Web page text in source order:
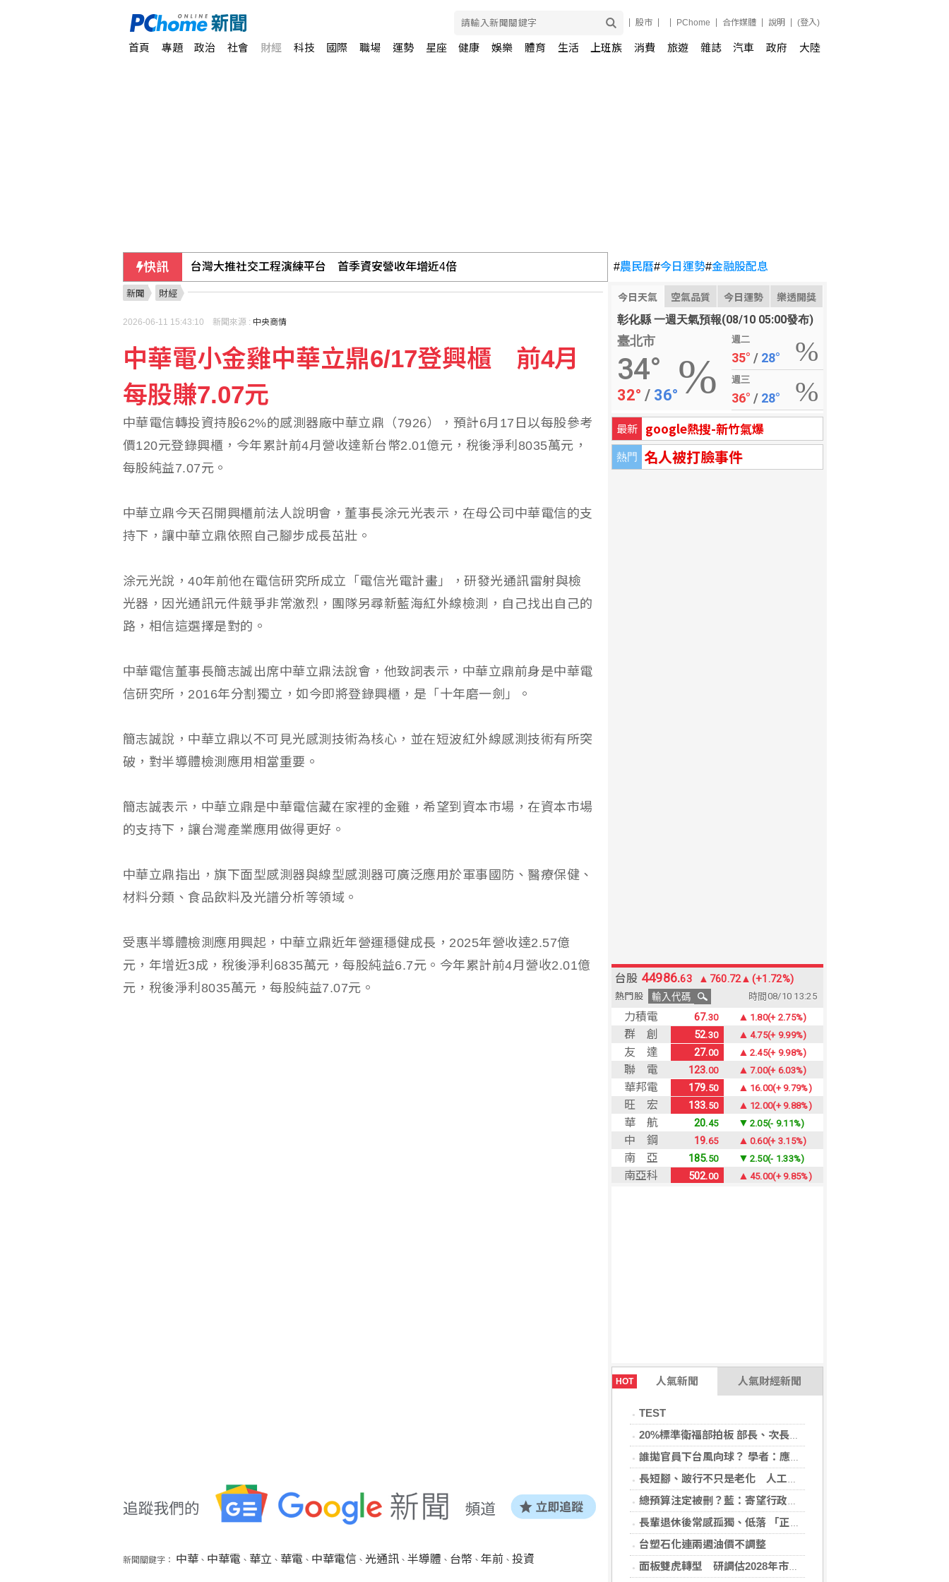
股市 PChome 合作媒體 說明 (登入)
首頁 專題 政治 社會 財經 科技 國際 職場 運勢 星座 健康 娛樂 體育 生活 上班族 消費 旅遊 雜誌 汽車 政府 大陸
快訊 台灣大推社交工程演練平台 首季資安營收年增近4倍
宏都拉斯斷交仍欠台灣逾133億 3年僅還款6%
和楊銘威結束12年婚姻 方志友：永遠是家人
#農民曆#今日運勢#金融股配息
今日天氣 空氣品質 今日運勢 樂透開獎
彰化縣 一週天氣預報(08/10 05:00發布)
臺北市
34°
32° / 36°
週二
35° / 28°
週三
36° / 28°
最新 google熱搜-新竹氣爆
熱門 名人被打臉事件
HOT 人氣新聞 人氣財經新聞
TEST
20%標準衛福部拍板 部長、次長都說會負責
誰拋官員下台風向球？ 學者：應儘速處理毒油
長短腳、跛行不只是老化 人工髖關節手術評估助降臥床風險
總預算注定被刪？藍：寄望行政部門多溝通
長輩退休後常感孤獨、低落 「正念社會處方箋」找回生活樂趣
台塑石化連兩週油價不調整
面板雙虎轉型 研調估2028年市占下降盼成關鍵少數
新聞 財經
2026-06-11 15:43:10 新聞來源 : 中央商情
中華電小金雞中華立鼎6/17登興櫃 前4月
每股賺7.07元
中華電信轉投資持股62%的感測器廠中華立鼎（7926），預計6月17日以每股參考
價120元登錄興櫃，今年累計前4月營收達新台幣2.01億元，稅後淨利8035萬元，
每股純益7.07元。
中華立鼎今天召開興櫃前法人說明會，董事長涂元光表示，在母公司中華電信的支
持下，讓中華立鼎依照自己腳步成長茁壯。
涂元光說，40年前他在電信研究所成立「電信光電計畫」，研發光通訊雷射與檢
光器，因光通訊元件競爭非常激烈，團隊另尋新藍海紅外線檢測，自己找出自己的
路，相信這選擇是對的。
中華電信董事長簡志誠出席中華立鼎法說會，他致詞表示，中華立鼎前身是中華電
信研究所，2016年分割獨立，如今即將登錄興櫃，是「十年磨一劍」。
簡志誠說，中華立鼎以不可見光感測技術為核心，並在短波紅外線感測技術有所突
破，對半導體檢測應用相當重要。
簡志誠表示，中華立鼎是中華電信藏在家裡的金雞，希望到資本市場，在資本市場
的支持下，讓台灣產業應用做得更好。
中華立鼎指出，旗下面型感測器與線型感測器可廣泛應用於軍事國防、醫療保健、
材料分類、食品飲料及光譜分析等領域。
受惠半導體檢測應用興起，中華立鼎近年營運穩健成長，2025年營收達2.57億
元，年增近3成，稅後淨利6835萬元，每股純益6.7元。今年累計前4月營收2.01億
元，稅後淨利8035萬元，每股純益7.07元。
新聞關鍵字： 中華、 中華電 、 華立 、 華電 、 中華電信 、 光通訊、 半導體 、 台幣 、 年前 、 投資